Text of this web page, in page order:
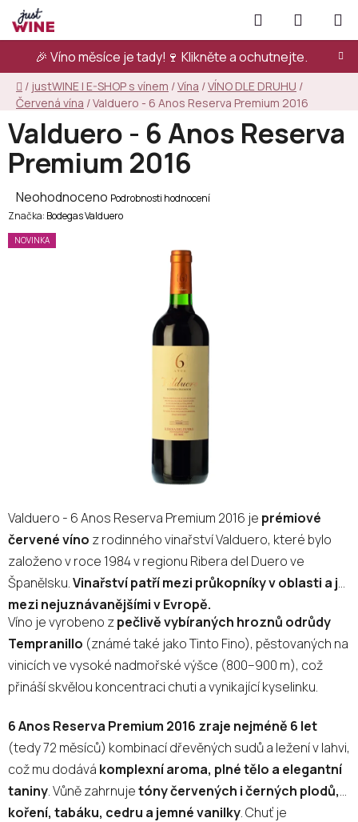
Přejít
na
obsah
🎉 Víno měsíce je tady!🍷 Klikněte a ochutnejte.
Hledat
KOŠÍK
Domů
/ justWINE | E-SHOP s vínem /Vína /VÍNO DLE DRUHU /
Červená vína /Valduero - 6 Anos Reserva Premium 2016
Valduero - 6 Anos Reserva Premium 2016 je prémiové
červené víno z rodinného vinařství Valduero, které bylo
založeno v roce 1984 v regionu Ribera del Duero ve
Španělsku.Vinařství patří mezi průkopníky v oblasti a je
mezi nejuznávanějšími v Evropě.
Víno je vyrobeno zpečlivě vybíraných hroznů odrůdy
Tempranillo (známé také jako Tinto Fino), pěstovaných na
vinicích ve vysoké nadmořské výšce (800–900 m), což
přináší skvělou koncentraci chuti a vynikající kyselinku.
6 Anos Reserva Premium 2016 zraje nejméně 6 let
(tedy 72 měsíců) kombinací dřevěných sudů a ležení v lahvi,
což mu dodává komplexní aroma, plné tělo a elegantní
taniny. Vůně zahrnujetóny červených i černých plodů,
koření, tabáku, cedru a jemné vanilky. Chuť je
Valduero - 6 Anos Reserva
Premium 2016
Průměrné
hodnocení
produktu
Neohodnoceno Podrobnosti hodnocení
Značka: Bodegas Valduero
NOVINKA